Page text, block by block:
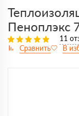
Пеноплэкс
11